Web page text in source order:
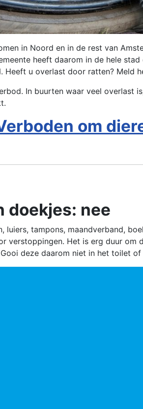
in Noord en in de rest van
heeft daarom in de hele
u overlast door ratten? Meld
In buurten waar veel
om
doekjes: nee
tampons, maandverband,
verstoppingen. Het is erg duur
deze daarom niet in het toilet